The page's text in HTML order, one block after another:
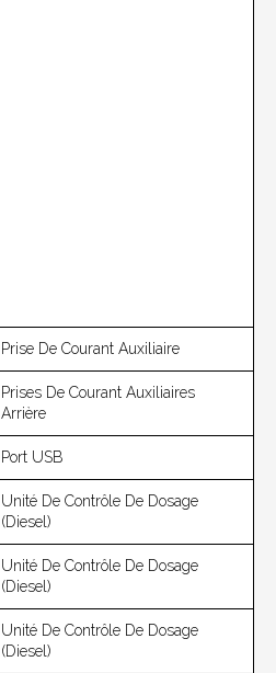
Prise De Courant Auxiliaire
Prises De Courant Auxiliaires
Arrière
Port USB
Unité De Contrôle De Dosage
(diesel)
Unité De Contrôle De Dosage
(diesel)
Unité De Contrôle De Dosage
(diesel)